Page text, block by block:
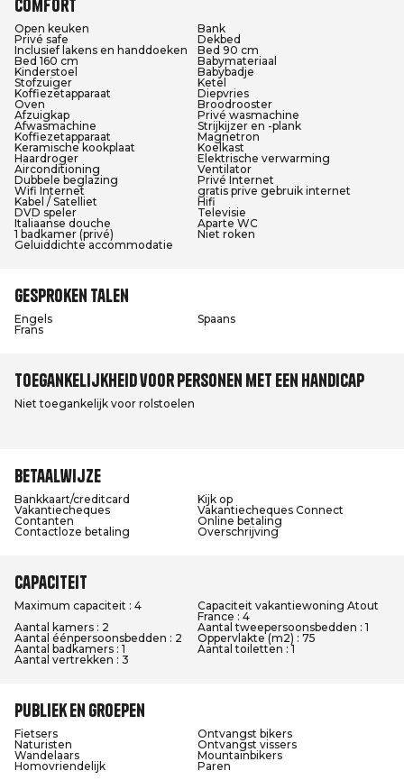
Comfort
Open keuken
Bank
Privé safe
Dekbed
Inclusief lakens en handdoeken
Bed 90 cm
Bed 160 cm
Babymateriaal
Kinderstoel
Babybadje
Stofzuiger
Ketel
Koffiezetapparaat
Diepvries
Oven
Broodrooster
Afzuigkap
Privé wasmachine
Afwasmachine
Strijkijzer en -plank
Koffiezetapparaat
Magnetron
Keramische kookplaat
Koelkast
Haardroger
Elektrische verwarming
Airconditioning
Ventilator
Dubbele beglazing
Privé Internet
Wifi Internet
gratis prive gebruik internet
Kabel / Satelliet
Hifi
DVD speler
Televisie
Italiaanse douche
Aparte WC
1 badkamer (privé)
Niet roken
Geluiddichte accommodatie
Gesproken talen
Engels
Spaans
Frans
Toegankelijkheid voor personen met een handicap
Niet toegankelijk voor rolstoelen
Betaalwijze
Bankkaart/creditcard
Kijk op
Vakantiecheques
Vakantiecheques Connect
Contanten
Online betaling
Contactloze betaling
Overschrijving
Capaciteit
Maximum capaciteit : 4
Capaciteit vakantiewoning Atout
France : 4
Aantal kamers : 2
Aantal tweepersoonsbedden : 1
Aantal éénpersoonsbedden : 2
Oppervlakte (m2) : 75
Aantal badkamers : 1
Aantal toiletten : 1
Aantal vertrekken : 3
Publiek en groepen
Fietsers
Ontvangst bikers
Naturisten
Ontvangst vissers
Wandelaars
Mountainbikers
Homovriendelijk
Paren